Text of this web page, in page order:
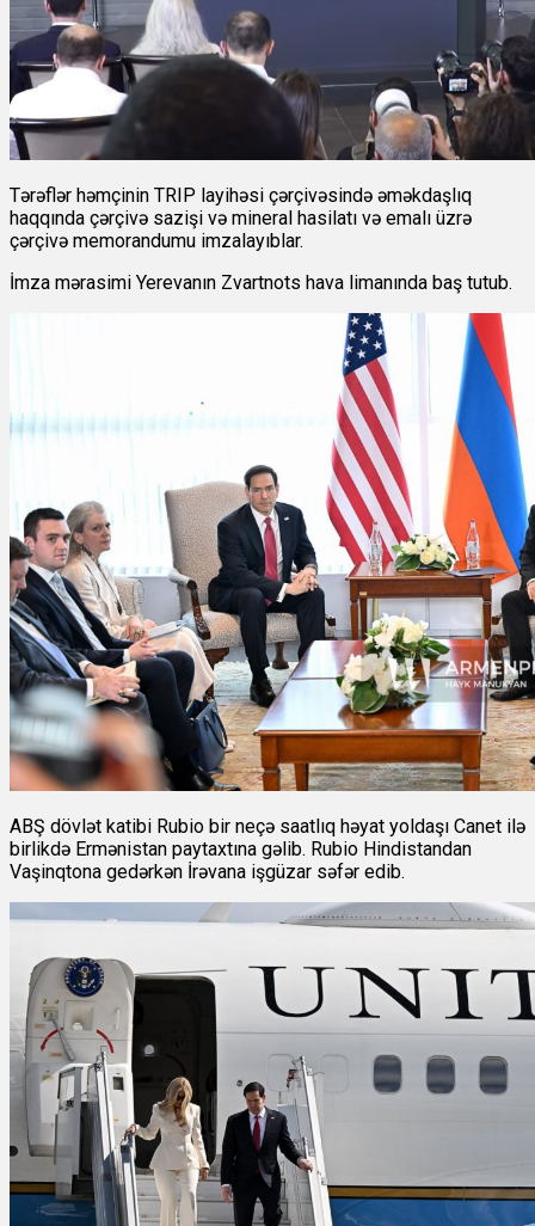
Tərəflər həmçinin TRIP layihəsi çərçivəsində əməkdaşlıq
haqqında çərçivə sazişi və mineral hasilatı və emalı üzrə
çərçivə memorandumu imzalayıblar.
İmza mərasimi Yerevanın Zvartnots hava limanında baş tutub.
ABŞ dövlət katibi Rubio bir neçə saatlıq həyat yoldaşı Canet ilə
birlikdə Ermənistan paytaxtına gəlib. Rubio Hindistandan
Vaşinqtona gedərkən İrəvana işgüzar səfər edib.